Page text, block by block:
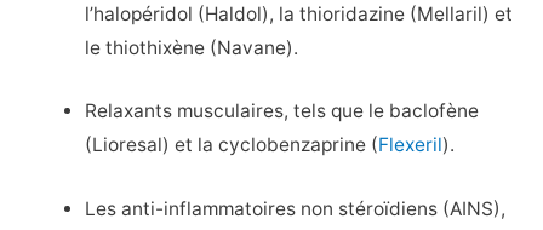
l’halopéridol (Haldol), la thioridazine (Mellaril) et
le thiothixène (Navane).
Relaxants musculaires, tels que le baclofène
(Lioresal) et la cyclobenzaprine (Flexeril).
Les anti-inflammatoires non stéroïdiens (AINS),